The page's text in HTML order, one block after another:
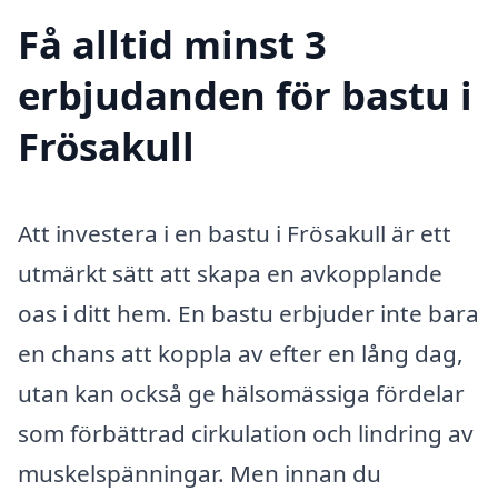
Få alltid minst 3
erbjudanden för bastu i
Frösakull
Att investera i en bastu i Frösakull är ett
utmärkt sätt att skapa en avkopplande
oas i ditt hem. En bastu erbjuder inte bara
en chans att koppla av efter en lång dag,
utan kan också ge hälsomässiga fördelar
som förbättrad cirkulation och lindring av
muskelspänningar. Men innan du